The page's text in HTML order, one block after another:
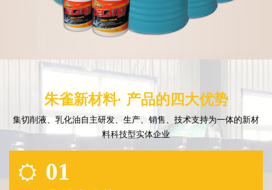
朱雀新材料· 产品的四大优势
集切削液、乳化油自主研发、生产、销售、技术支持为一体的新材
料科技型实体企业
01